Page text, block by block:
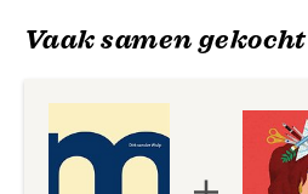
Vaak samen gekocht